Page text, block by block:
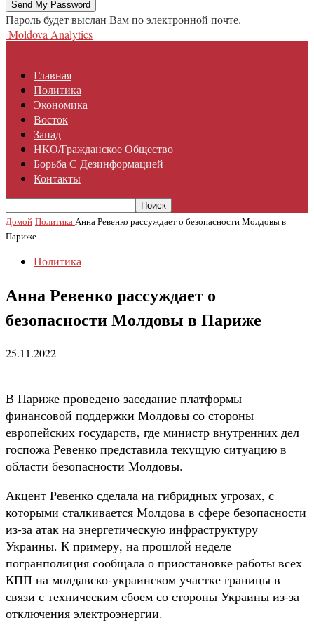
Пароль будет выслан Вам по электронной почте.
Moldova Analytics
Главная
Политика
Экономика
Восток
Запад
НКО/гражданское Общество
Борьба С Дезинформацией
Контакты
Домой ПолитикаАнна Ревенко рассуждает о безопасности Молдовы в
Париже
Политика
Анна Ревенко рассуждает о
безопасности Молдовы в Париже
25.11.2022
В Париже проведено заседание платформы
финансовой поддержки Молдовы со стороны
европейских государств, где министр внутренних дел
госпожа Ревенко представила текущую ситуацию в
области безопасности Молдовы.
Акцент Ревенко сделала на гибридных угрозах, с
которыми сталкивается Молдова в сфере безопасности
из-за атак на энергетическую инфраструктуру
Украины. К примеру, на прошлой неделе
погранполиция сообщала о приостановке работы всех
КПП на молдавско-украинском участке границы в
связи с техническим сбоем со стороны Украины из-за
отключения электроэнергии.